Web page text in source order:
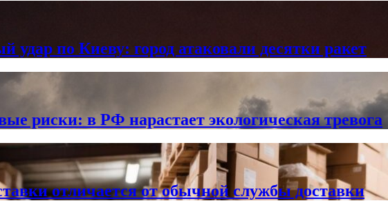
по Киеву: город атаковали десятки ракет
риски: в РФ нарастает экологическая тревога
отличается от обычной службы доставки